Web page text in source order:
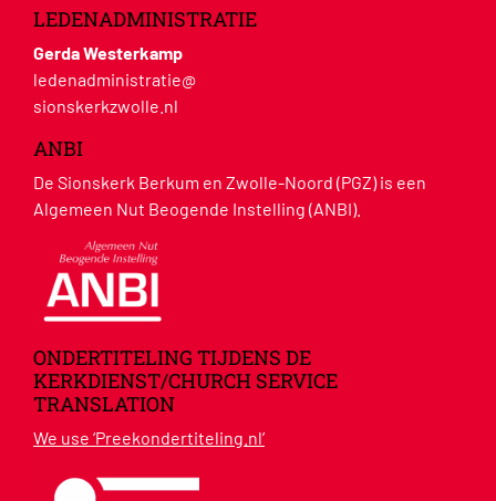
LEDENADMINISTRATIE
Gerda Westerkamp
ledenadministratie@
sionskerkzwolle.nl
ANBI
De Sionskerk Berkum en Zwolle-Noord (PGZ) is een
Algemeen Nut Beogende Instelling (ANBI).
ONDERTITELING TIJDENS DE
KERKDIENST/CHURCH SERVICE
TRANSLATION
We use ‘Preekondertiteling.nl’